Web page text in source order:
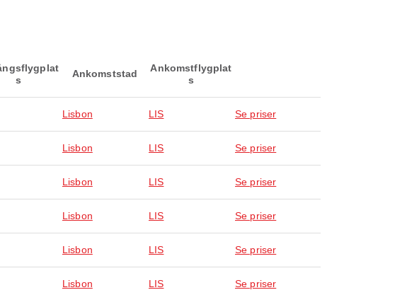
s
Ankomststad
Ankomstflygplat
s
Lisbon LIS Se priser
Lisbon LIS Se priser
Lisbon LIS Se priser
Lisbon LIS Se priser
Lisbon LIS Se priser
Lisbon LIS Se priser